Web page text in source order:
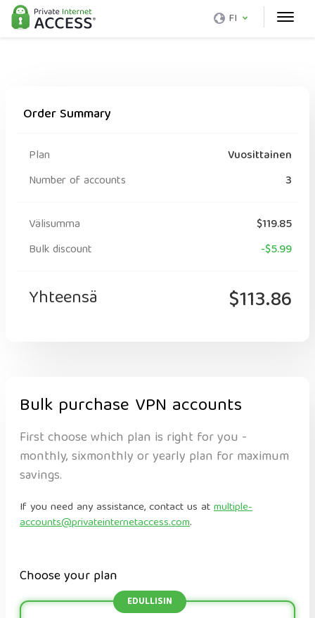
FI
Order Summary
Plan
Vuosittainen
Number of accounts
3
Välisumma
$119.85
Bulk discount
-$5.99
Yhteensä $113.86
Bulk purchase VPN accounts
First choose which plan is right for you -
monthly, sixmonthly or yearly plan for maximum
savings.
If you need any assistance, contact us atmultiple-
accounts@privateinternetaccess.com.
Choose your plan